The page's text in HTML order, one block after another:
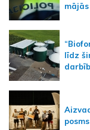
mājās
līdz
posms